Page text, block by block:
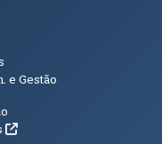
e Gestão
(abre em nova janela)